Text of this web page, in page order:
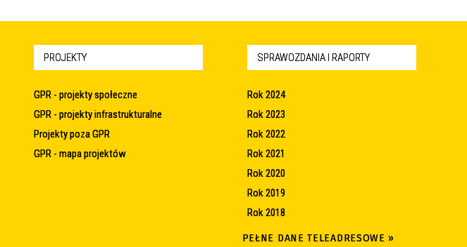
PROJEKTY
GPR - projekty społeczne
GPR - projekty infrastrukturalne
Projekty poza GPR
GPR - mapa projektów
SPRAWOZDANIA I RAPORTY
Rok 2024
Rok 2023
Rok 2022
Rok 2021
Rok 2020
Rok 2019
Rok 2018
PEŁNE DANE TELEADRESOWE »